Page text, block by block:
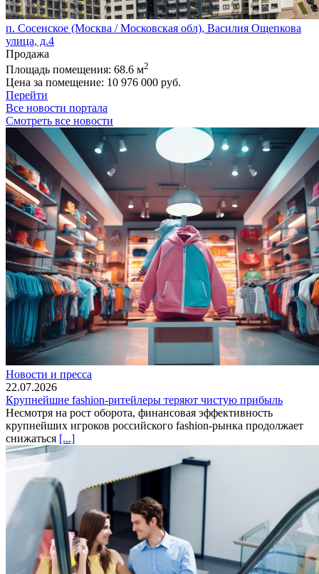
п. Сосенское (Москва / Московская обл), Василия Ощепкова
улица, д.4
Продажа
Площадь помещения: 68.6 м2
Цена за помещение: 10 976 000 руб.
Перейти
Все новости портала
Смотреть все новости
Новости и пресса
22.07.2026
Крупнейшие fashion-ритейлеры теряют чистую прибыль
Несмотря на рост оборота, финансовая эффективность
крупнейших игроков российского fashion-рынка продолжает
снижаться [...]